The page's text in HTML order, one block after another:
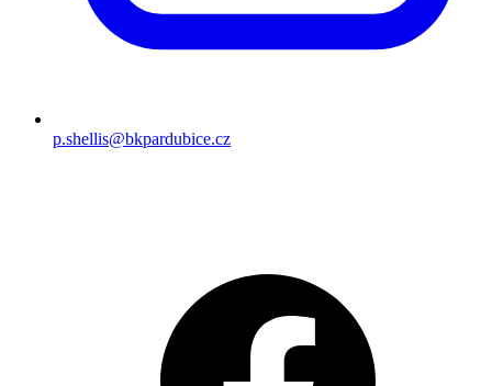
p.shellis@bkpardubice.cz